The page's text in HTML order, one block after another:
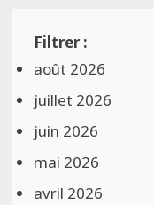
août 2026
juillet 2026
juin 2026
mai 2026
avril 2026